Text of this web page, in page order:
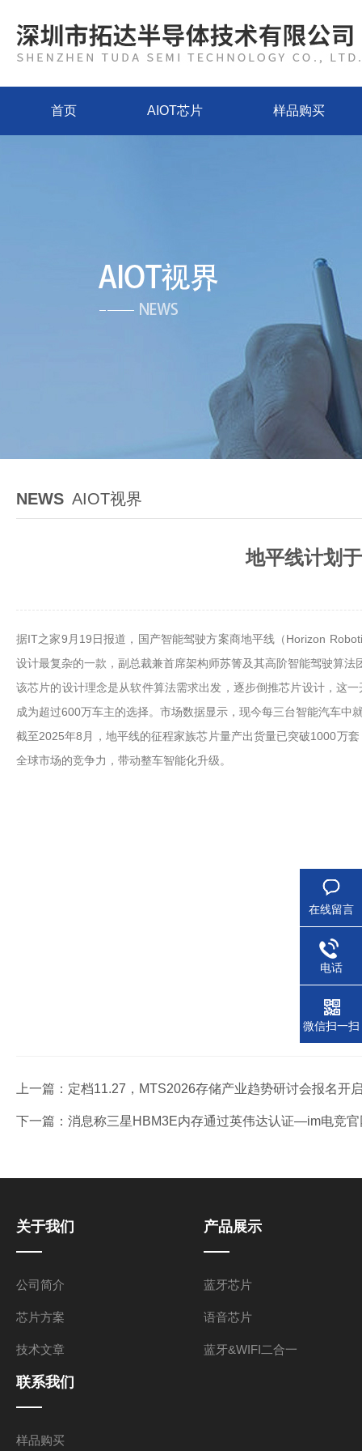
首页 AIOT芯片 样品购买
NEWS AIOT视界
地平线计划
据IT之家9月19日报道，国产智能驾驶方案商地平线（Horizon
设计最复杂的一款，副总裁兼首席架构师苏箐及其高阶智能驾驶算
该芯片的设计理念是从软件算法需求出发，逐步倒推芯片设计，这
成为超过600万车主的选择。市场数据显示，现今每三台智能汽车中
截至2025年8月，地平线的征程家族芯片量产出货量已突破1000万
全球市场的竞争力，带动整车智能化升级。
上一篇： 定档11.27，MTS2026存储产业趋势研讨会报名开
下一篇： 消息称三星HBM3E内存通过英伟达认证—im电竞官
关于我们
公司简介
芯片方案
技术文章
产品展示
蓝牙芯片
语音芯片
蓝牙&WIFI二合一
联系我们
样品购买
在线留言
电话
微信扫一扫